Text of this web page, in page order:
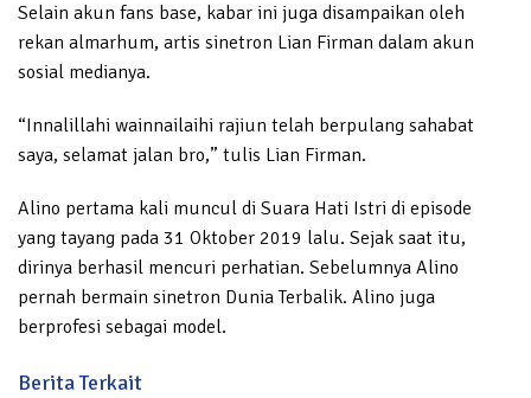
Selain akun fans base, kabar ini juga disampaikan oleh
rekan almarhum, artis sinetron Lian Firman dalam akun
sosial medianya.
“Innalillahi wainnailaihi rajiun telah berpulang sahabat
saya, selamat jalan bro,” tulis Lian Firman.
Alino pertama kali muncul di Suara Hati Istri di episode
yang tayang pada 31 Oktober 2019 lalu. Sejak saat itu,
dirinya berhasil mencuri perhatian. Sebelumnya Alino
pernah bermain sinetron Dunia Terbalik. Alino juga
berprofesi sebagai model.
Berita Terkait